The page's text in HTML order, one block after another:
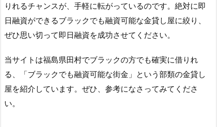
りれるチャンスが、手軽に転がっているのです。絶対に即
日融資ができるブラックでも融資可能な金貸し屋に絞り、
ぜひ思い切って即日融資を成功させてください。
当サイトは福島県田村でブラックの方でも確実に借りれ
る、「ブラックでも融資可能な街金」という部類の金貸し
屋を紹介しています。ぜひ、参考になさってみてくださ
い。